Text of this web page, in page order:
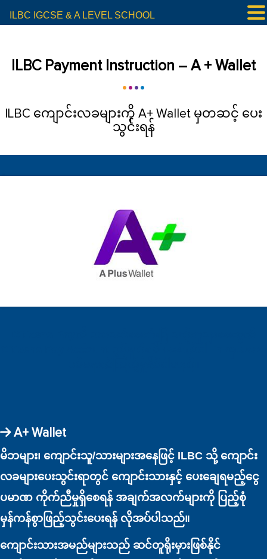
ILBC Payment Instruction – A + Wallet
ILBC ကျောင်းလခများကို A+ Wallet မှတဆင့် ပေး
သွင်းရန်
A+ Wallet
မိဘများ၊ ကျောင်းသူ/သားများအနေဖြင့် ILBC သို့ ကျောင်း
လခများပေးသွင်းရာတွင် ကျောင်းသားနှင့် ပေးချေရမည့်ငွေ
ပမာဏ ကိုက်ညီမှုရှိစေရန် အချက်အလက်များကို ပြည့်စုံ
မှန်ကန်စွာဖြည့်သွင်းပေးရန် လိုအပ်ပါသည်။
ကျောင်းသားအမည်များသည် ဆင်တူရိုးမှားဖြစ်နိုင်
ILBC IGCSE & A LEVEL SCHOOL